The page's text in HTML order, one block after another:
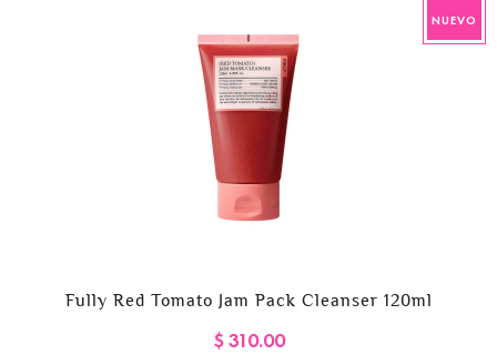
NUEVO
Fully Red Tomato Jam Pack Cleanser 120ml
$ 310.00